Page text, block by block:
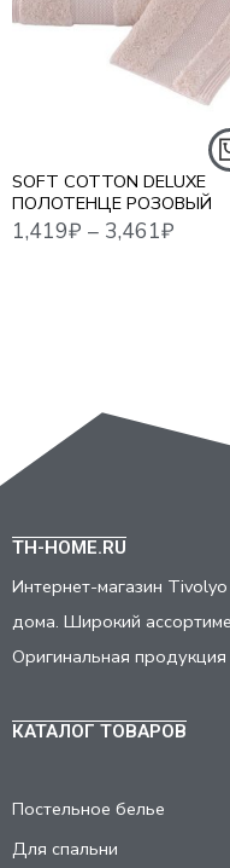
SOFT COTTON DELUXE
ПОЛОТЕНЦЕ РОЗОВЫЙ
30*50 СМ. - 3 ШТ.
50*100 СМ. - 1 ШТ.
TH-HOME.RU
Интернет-магазин
дома. Широкий
Оригинальная
КАТАЛОГ ТОВАРОВ
Постельное белье
Для спальни